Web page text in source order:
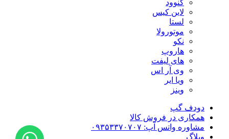
کنوود
لاین کیس
لستا
موتورولا
نکو
هاروپ
های لیفت
وی آر اس
ویا ایر
وینز
دودف گپ
همکاری در فروش کالا
مشاوره واتس آپ: ۰۹۳۵۳۳۷۰۷۰۷
وبلاگ